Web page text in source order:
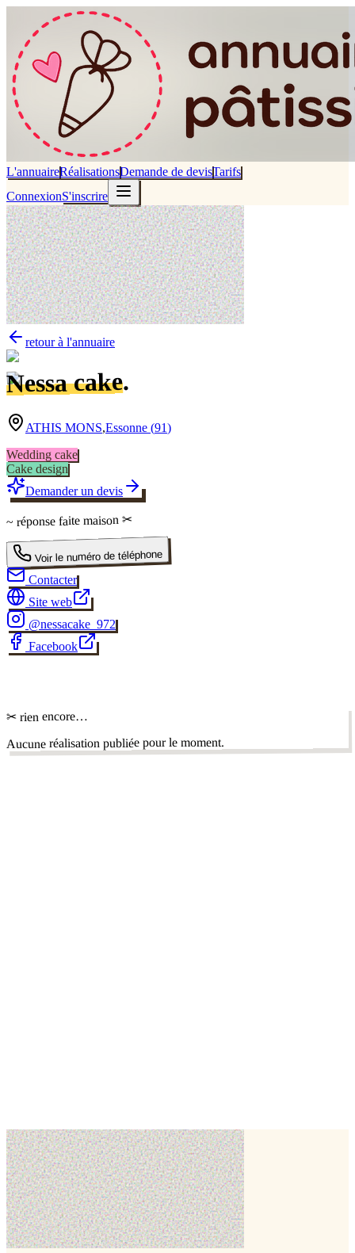
L'annuaireRéalisationsDemande de devisTarifs
ConnexionS'inscrire
retour à l'annuaire
Nessa cake.
ATHIS MONS,Essonne (91)
Wedding cake
Cake design
Demander un devis
~ réponsefaite maison ✂
Voir le numéro de téléphone
Contacter
Site web
@nessacake_972
Facebook
✂ rien encore…
Aucune réalisation publiée pour le moment.
Number cakeCake design